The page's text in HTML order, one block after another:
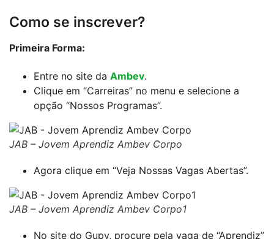
Como se inscrever?
Primeira Forma:
Entre no site da Ambev.
Clique em “Carreiras” no menu e selecione a
opção “Nossos Programas”.
JAB – Jovem Aprendiz Ambev Corpo
Agora clique em “Veja Nossas Vagas Abertas”.
JAB – Jovem Aprendiz Ambev Corpo1
No site do Gupy, procure pela vaga de “Aprendiz”